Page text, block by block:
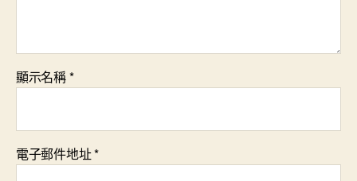
顯示名稱*
電子郵件地址*